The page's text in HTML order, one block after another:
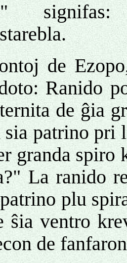
de
Ranido
de ĝia
patrino pri
granda spiro
La ranido
plu
ventro
de